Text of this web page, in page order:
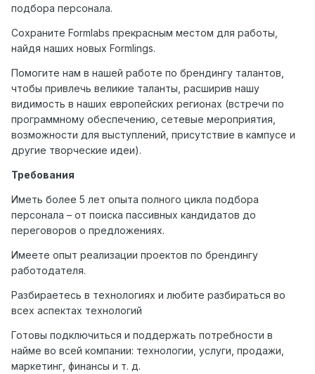
подбора персонала.
Сохраните Formlabs прекрасным местом для работы,
найдя наших новых Formlings.
Помогите нам в нашей работе по брендингу талантов,
чтобы привлечь великие таланты, расширив нашу
видимость в наших европейских регионах (встречи по
программному обеспечению, сетевые мероприятия,
возможности для выступлений, присутствие в кампусе и
другие творческие идеи).
Требования
Иметь более 5 лет опыта полного цикла подбора
персонала – от поиска пассивных кандидатов до
переговоров о предложениях.
Имеете опыт реализации проектов по брендингу
работодателя.
Разбираетесь в технологиях и любите разбираться во
всех аспектах технологий
Готовы подключиться и поддержать потребности в
найме во всей компании: технологии, услуги, продажи,
маркетинг, финансы и т. д.